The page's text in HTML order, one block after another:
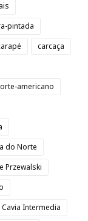
pintada
carcaça
americano
do Norte
Przewalski
Cavia Intermedia